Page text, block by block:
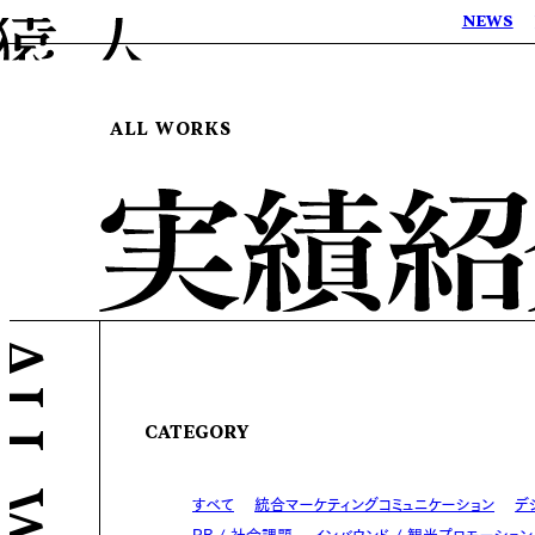
NEWS
ALL WORKS
CATEGORY
すべて 統合マーケティングコミュニケーション デ